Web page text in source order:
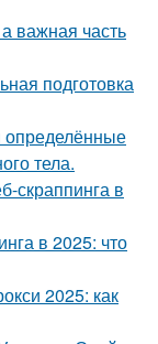
важная часть
подготовка
определённые
тела.
скраппинга в
в 2025: что
2025: как